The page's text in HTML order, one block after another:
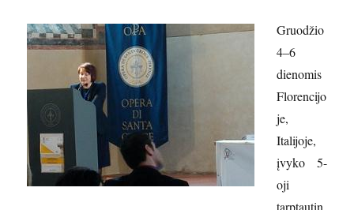
Gruodžio
4–6
dienomis
Florencijo
je,
Italijoje,
įvyko 5-
oji
tarptautin